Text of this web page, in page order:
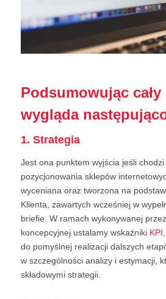
Podsumowując
wygląda
1. Strategia
Jest ona punktem wyjścia jeśli chodzi
pozycjonowania sklepów
wyceniana oraz tworzona na
Klienta, zawartych wcześniej w
briefie. W ramach wykonywanej
koncepcyjnej ustalamy wskaźniki KPI
do pomyślnej realizacji dalszych
w szczególności analizy i estymacji,
składowymi strategii.